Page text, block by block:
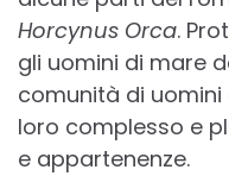
Horcynus Orca.
gli uomini di mare
comunità di
loro complesso e
e appartenenze.